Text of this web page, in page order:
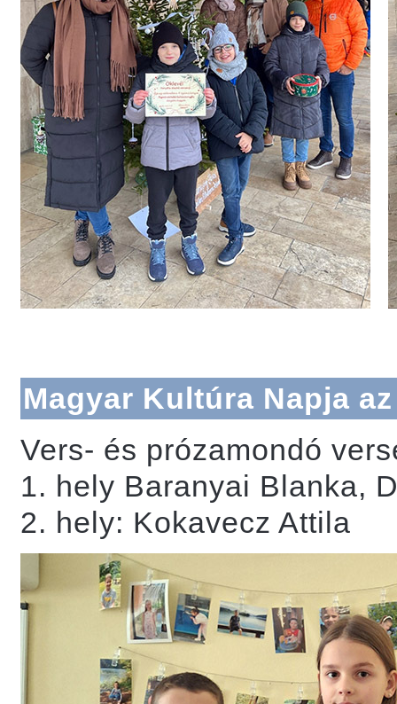
Magyar Kultúra Napja
Vers- és prózamondó
1. hely Baranyai Blanka,
2. hely: Kokavecz Attila